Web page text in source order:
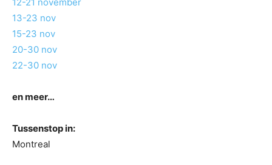
13-23 nov
15-23 nov
20-30 nov
22-30 nov
en meer…
Tussenstop in:
Montreal